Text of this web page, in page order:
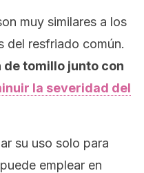
muy similares a los
del resfriado común.
de tomillo junto con
la severidad del
su uso solo para
emplear en